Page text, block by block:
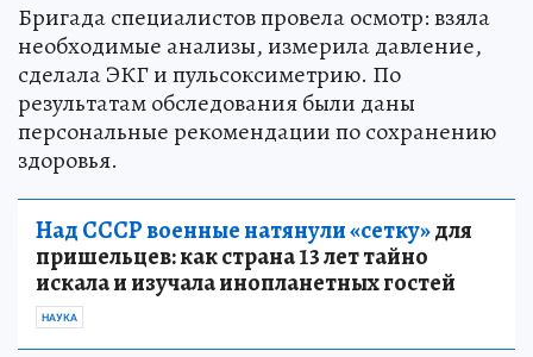
Бригада специалистов провела осмотр: взяла
необходимые анализы, измерила давление,
сделала ЭКГ и пульсоксиметрию. По
результатам обследования были даны
персональные рекомендации по сохранению
здоровья.
Над СССР военные натянули «сетку»для
пришельцев: как страна 13 лет тайно
искала и изучала инопланетных гостей
НАУКА